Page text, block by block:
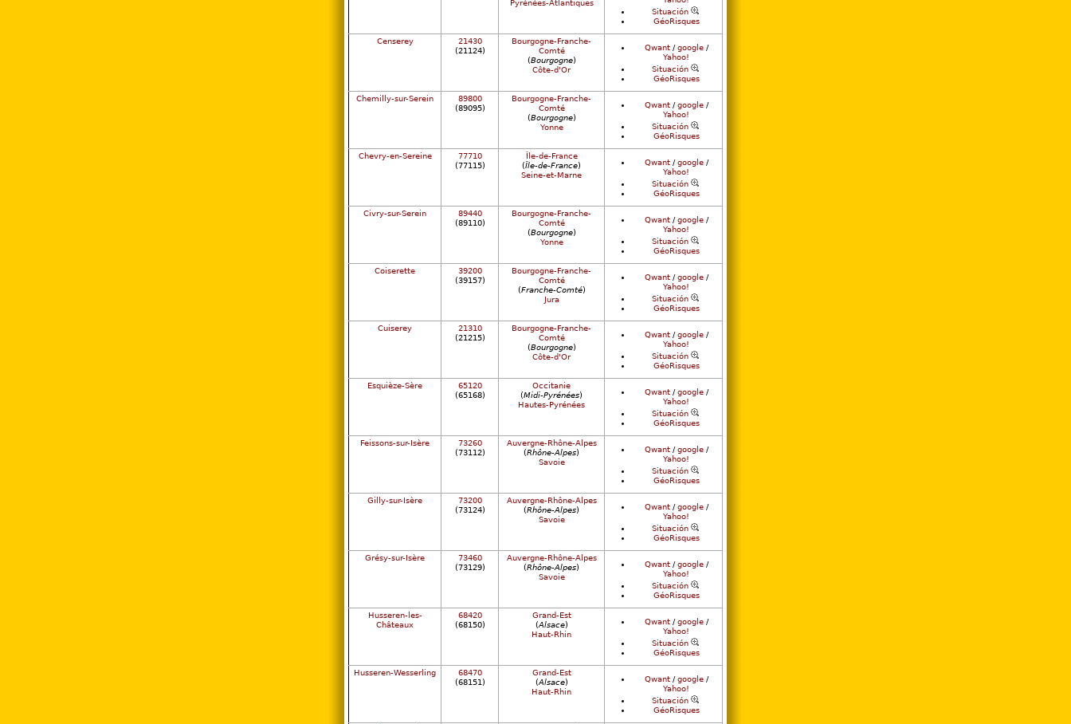
Pyrénées-Atlantiques
Situación
GéoRisques
Censerey
21430
(21124)
Bourgogne-Franche-
Comté
(Bourgogne)
Côte-d'Or
Qwant/google/
Yahoo!
Situación
GéoRisques
Chemilly-sur-Serein
89800
(89095)
Bourgogne-Franche-
Comté
(Bourgogne)
Yonne
Qwant/google/
Yahoo!
Situación
GéoRisques
Chevry-en-Sereine
77710
(77115)
Île-de-France
(Île-de-France)
Seine-et-Marne
Qwant/google/
Yahoo!
Situación
GéoRisques
Civry-sur-Serein
89440
(89110)
Bourgogne-Franche-
Comté
(Bourgogne)
Yonne
Qwant/google/
Yahoo!
Situación
GéoRisques
Coiserette
39200
(39157)
Bourgogne-Franche-
Comté
(Franche-Comté)
Jura
Qwant/google/
Yahoo!
Situación
GéoRisques
Cuiserey
21310
(21215)
Bourgogne-Franche-
Comté
(Bourgogne)
Côte-d'Or
Qwant/google/
Yahoo!
Situación
GéoRisques
Esquièze-Sère
65120
(65168)
Occitanie
(Midi-Pyrénées)
Hautes-Pyrénées
Qwant/google/
Yahoo!
Situación
GéoRisques
Feissons-sur-Isère
73260
(73112)
Auvergne-Rhône-Alpes
(Rhône-Alpes)
Savoie
Qwant/google/
Yahoo!
Situación
GéoRisques
Gilly-sur-Isère
73200
(73124)
Auvergne-Rhône-Alpes
(Rhône-Alpes)
Savoie
Qwant/google/
Yahoo!
Situación
GéoRisques
Grésy-sur-Isère
73460
(73129)
Auvergne-Rhône-Alpes
(Rhône-Alpes)
Savoie
Qwant/google/
Yahoo!
Situación
GéoRisques
Husseren-les-
Châteaux
68420
(68150)
Grand-Est
(Alsace)
Haut-Rhin
Qwant/google/
Yahoo!
Situación
GéoRisques
Husseren-Wesserling
68470
(68151)
Grand-Est
(Alsace)
Haut-Rhin
Qwant/google/
Yahoo!
Situación
GéoRisques